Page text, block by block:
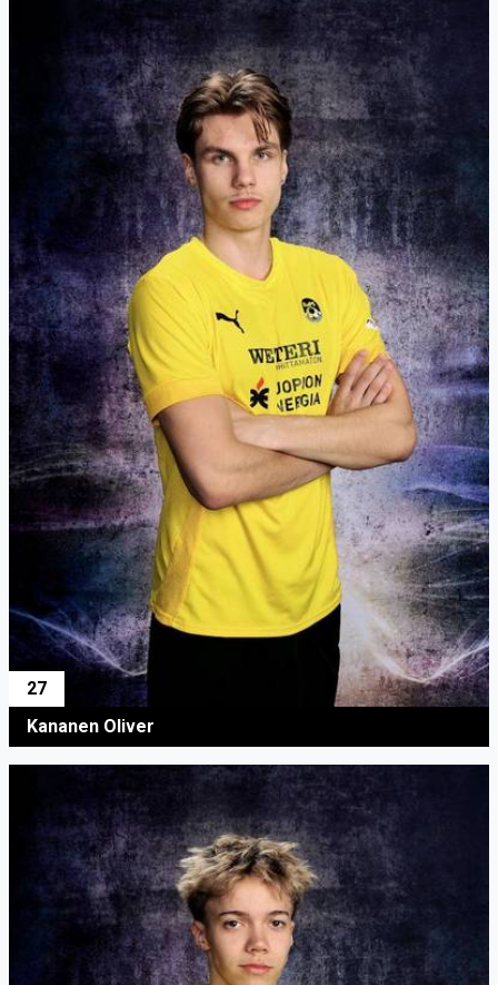
27
Kananen Oliver